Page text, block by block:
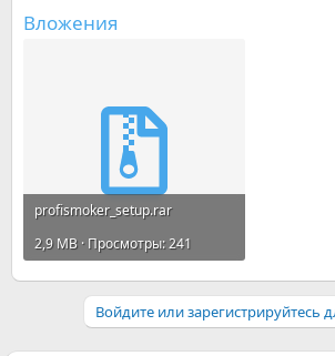
Вложения
profismoker_setup.rar
2,9 MB · Просмотры: 241
Войдите или зарегистрируйтесь